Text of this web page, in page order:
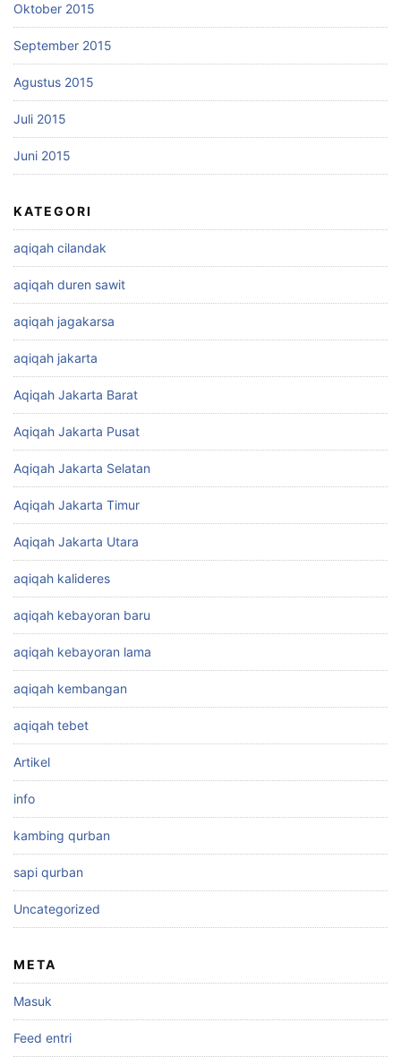
Oktober 2015
September 2015
Agustus 2015
Juli 2015
Juni 2015
KATEGORI
aqiqah cilandak
aqiqah duren sawit
aqiqah jagakarsa
aqiqah jakarta
Aqiqah Jakarta Barat
Aqiqah Jakarta Pusat
Aqiqah Jakarta Selatan
Aqiqah Jakarta Timur
Aqiqah Jakarta Utara
aqiqah kalideres
aqiqah kebayoran baru
aqiqah kebayoran lama
aqiqah kembangan
aqiqah tebet
Artikel
info
kambing qurban
sapi qurban
Uncategorized
META
Masuk
Feed entri